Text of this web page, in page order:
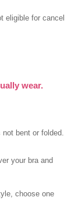
eligible for cancel
wear.
bent or folded.
your bra and
choose one